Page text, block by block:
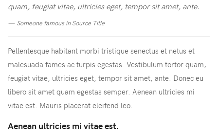
quam, feugiat vitae, ultricies eget, tempor sit amet, ante.
Someone famous in Source Title
Pellentesque habitant morbi tristique senectus et netus et
malesuada fames ac turpis egestas. Vestibulum tortor quam,
feugiat vitae, ultricies eget, tempor sit amet, ante. Donec eu
libero sit amet quam egestas semper. Aenean ultricies mi
vitae est. Mauris placerat eleifend leo.
Aenean ultricies mi vitae est.